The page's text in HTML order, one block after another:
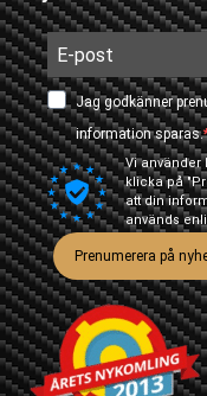
Jag godkänner
information sparas.
Vi använder
klicka på
att din
används
Prenumerera på